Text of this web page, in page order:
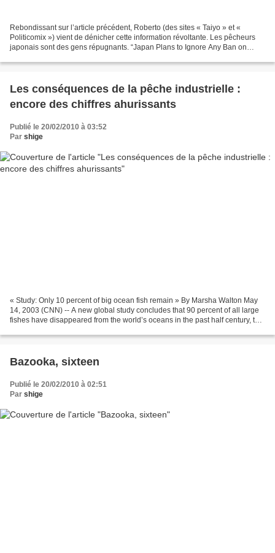
Rebondissant sur l’article précédent, Roberto (des sites « Taiyo » et «
Politicomix ») vient de dénicher cette information révoltante. Les pêcheurs
japonais sont des gens répugnants. “Japan Plans to Ignore Any Ban on
Les conséquences de la pêche industrielle :
encore des chiffres ahurissants
Publié le 20/02/2010 à 03:52
Par shige
« Study: Only 10 percent of big ocean fish remain » By Marsha Walton May
14, 2003 (CNN) -- A new global study concludes that 90 percent of all large
fishes have disappeared from the world’s oceans in the past half century, the
Bazooka, sixteen
Publié le 20/02/2010 à 02:51
Par shige